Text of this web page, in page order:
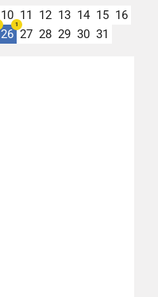
10 11 12 13 14 15 16
26
1
27 28 29 30 31